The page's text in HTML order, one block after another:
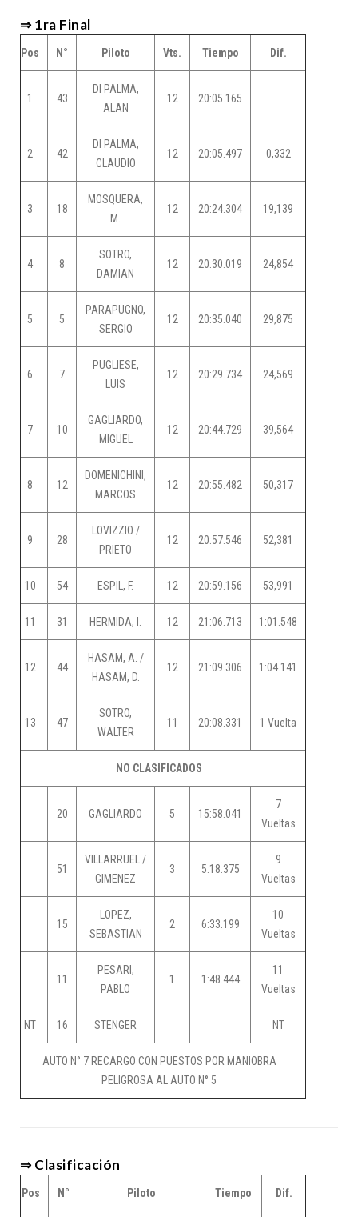
⇒ 1ra Final
Pos N° Piloto Vts. Tiempo Dif.
1 43
DI PALMA,
ALAN
12 20:05.165
2 42
DI PALMA,
CLAUDIO
12 20:05.497 0,332
3 18
MOSQUERA,
M.
12 20:24.304 19,139
4 8
SOTRO,
DAMIAN
12 20:30.019 24,854
5 5
PARAPUGNO,
SERGIO
12 20:35.040 29,875
6 7
PUGLIESE,
LUIS
12 20:29.734 24,569
7 10
GAGLIARDO,
MIGUEL
12 20:44.729 39,564
8 12
DOMENICHINI,
MARCOS
12 20:55.482 50,317
9 28
LOVIZZIO /
PRIETO
12 20:57.546 52,381
10 54 ESPIL, F. 12 20:59.156 53,991
11 31 HERMIDA, I. 12 21:06.713 1:01.548
12 44
HASAM, A. /
HASAM, D.
12 21:09.306 1:04.141
13 47
SOTRO,
WALTER
11 20:08.331 1 Vuelta
NO CLASIFICADOS
20 GAGLIARDO 5 15:58.041
7
Vueltas
51
VILLARRUEL /
GIMENEZ
3 5:18.375
9
Vueltas
15
LOPEZ,
SEBASTIAN
2 6:33.199
10
Vueltas
11
PESARI,
PABLO
1 1:48.444
11
Vueltas
NT 16 STENGER NT
AUTO N° 7 RECARGO CON PUESTOS POR MANIOBRA
PELIGROSA AL AUTO N° 5
⇒ Clasificación
Pos N° Piloto Tiempo Dif.